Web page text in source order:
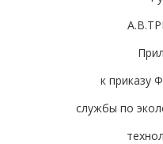
к приказу
службы по